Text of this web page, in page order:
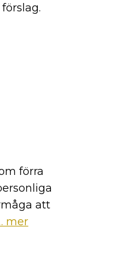
förra
att
mer